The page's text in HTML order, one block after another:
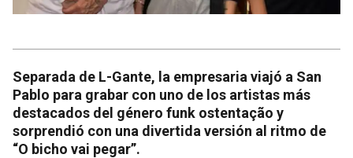
Separada de L-Gante, la empresaria viajó a San
Pablo para grabar con uno de los artistas más
destacados del género funk ostentação y
sorprendió con una divertida versión al ritmo de
“O bicho vai pegar”.